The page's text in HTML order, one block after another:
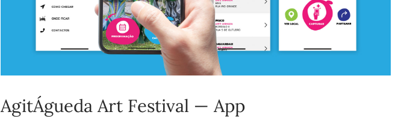
AgitÁgueda Art Festival — App